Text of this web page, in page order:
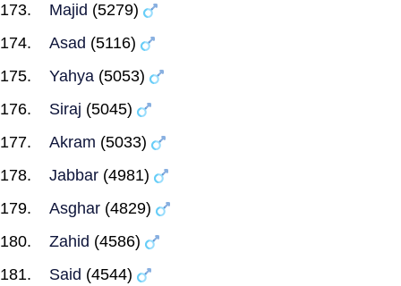
Majid (5279)
Asad (5116)
Yahya (5053)
Siraj (5045)
Akram (5033)
Jabbar (4981)
Asghar (4829)
Zahid (4586)
Said (4544)